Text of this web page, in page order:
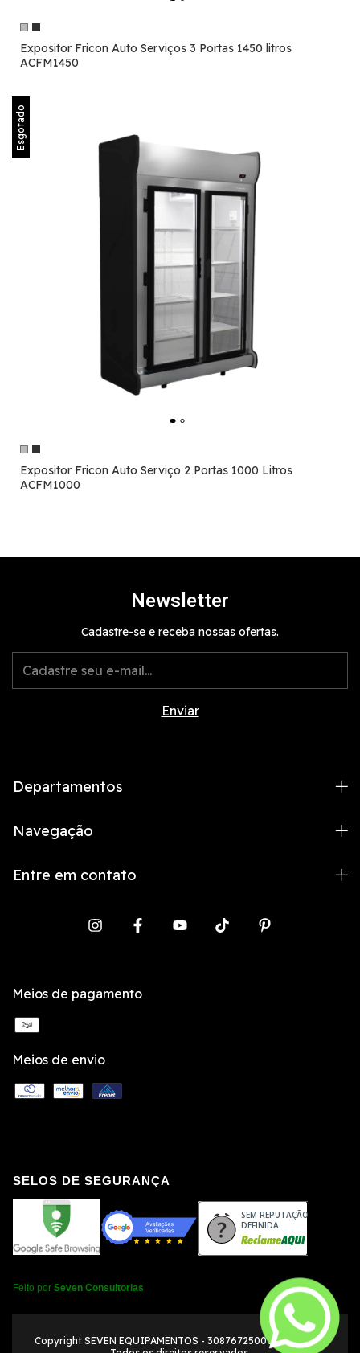
Expositor Fricon Auto Serviços 3 Portas 1450 litros
ACFM1450
Esgotado
Expositor Fricon Auto Serviço 2 Portas 1000 Litros
ACFM1000
Newsletter
Cadastre-se e receba nossas ofertas.
Departamentos
Navegação
Entre em contato
Meios de pagamento
Meios de envio
SELOS DE SEGURANÇA
SEM REPUTAÇÃO
DEFINIDA
Feito por Seven Consultorias
Copyright SEVEN EQUIPAMENTOS - 30876725000109 - 2026.